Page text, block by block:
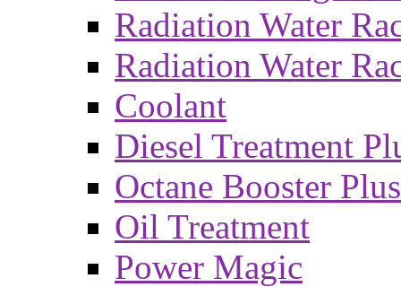
Radiation Water
Radiation Water
Coolant
Diesel Treatment
Octane Booster Plus
Oil Treatment
Power Magic